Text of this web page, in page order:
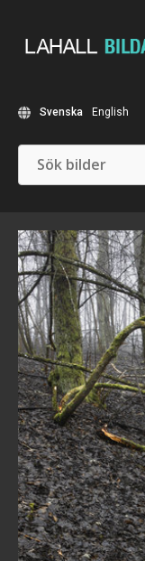
Svenska English